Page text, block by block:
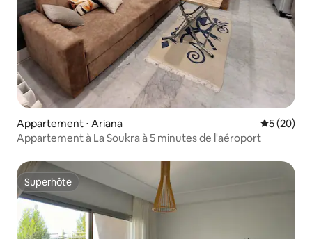
Appartement ⋅ Ariana
5 (20)
Appartement à La Soukra à 5 minutes de l'aéroport
Superhôte
Superhôte